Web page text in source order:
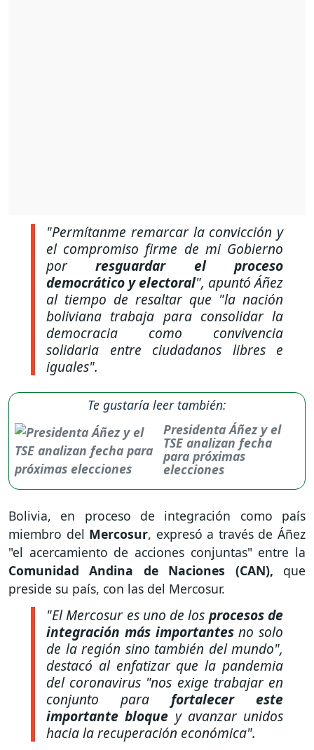
"Permítanme remarcar la convicción y
el compromiso firme de mi Gobierno
porresguardar el proceso
democrático y electoral", apuntó Áñez
al tiempo de resaltar que "la nación
boliviana trabaja para consolidar la
democracia como convivencia
solidaria entre ciudadanos libres e
iguales".
Te gustaría leer también:
Presidenta Áñez y el
TSE analizan fecha
para próximas
elecciones
Bolivia, en proceso de integración como país
miembro del Mercosur, expresó a través de Áñez
"el acercamiento de acciones conjuntas" entre la
Comunidad Andina de Naciones (CAN), que
preside su país, con las del Mercosur.
"El Mercosur es uno de los procesos de
integración más importantesno solo
de la región sino también del mundo",
destacó al enfatizar que la pandemia
del coronavirus "nos exige trabajar en
conjunto para fortalecer este
importante bloque y avanzar unidos
hacia la recuperación económica".